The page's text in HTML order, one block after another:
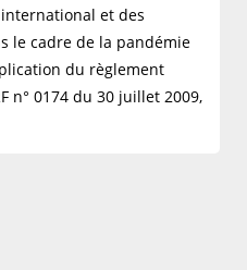
et des
le cadre de la pandémie
du règlement
n° 0174 du 30 juillet 2009,